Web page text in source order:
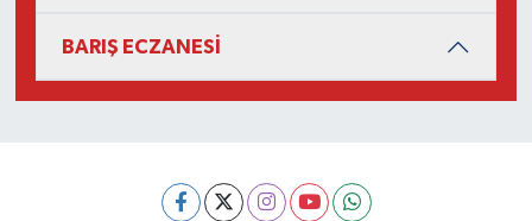
BARIŞ ECZANESİ